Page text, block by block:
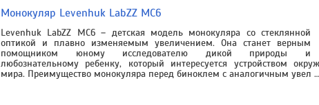
Монокуляр Levenhuk LabZZ MC6
Levenhuk LabZZ MC6 – детская модель монокуляра со стеклянной
оптикой и плавно изменяемым увеличением. Она станет верным
помощником юному исследователю дикой природы и
любознательному ребенку, который интересуется устройством
мира. Преимущество монокуляра перед биноклем с аналогичным увел …